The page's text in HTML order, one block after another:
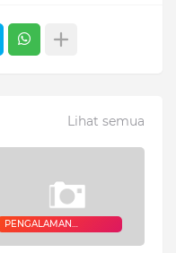
Lihat semua
PENGALAMAN